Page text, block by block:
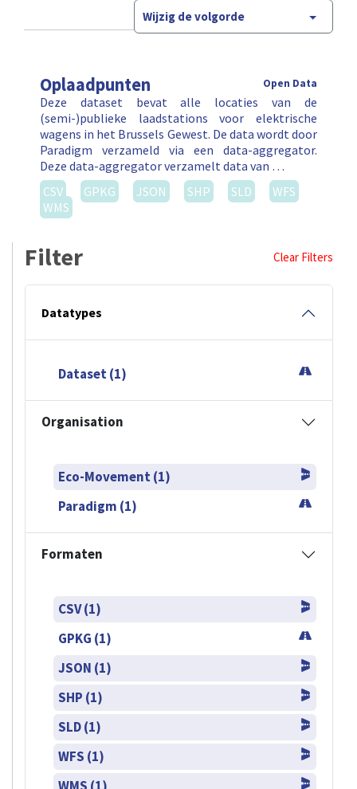
Wijzig de volgorde
Oplaadpunten Open Data
Deze dataset bevat alle locaties van de
(semi-)publieke laadstations voor elektrische
wagens in het Brussels Gewest. De data wordt door
Paradigm verzameld via een data-aggregator.
Deze data-aggregator verzamelt data van …
CSV
GPKG JSON SHP SLD
WFS
WMS
Filter Clear Filters
Datatypes
Dataset (1)
Organisation
Eco-Movement (1)
Paradigm (1)
Formaten
CSV (1)
GPKG (1)
JSON (1)
SHP (1)
SLD (1)
WFS (1)